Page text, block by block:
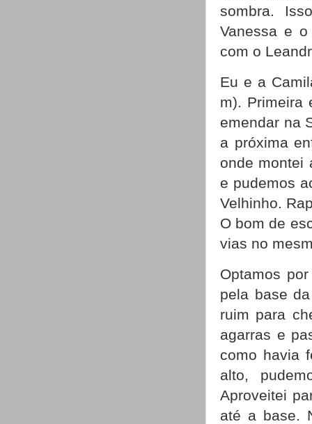
sombra.
Vanessa e
com o
Eu e a
m). Primeira
emendar na
a próxima
onde montei
e pudemos
Velhinho.
O bom de
vias no
Optamos
pela base
ruim para
agarras e
como havia
alto,
Aproveitei
até a base.